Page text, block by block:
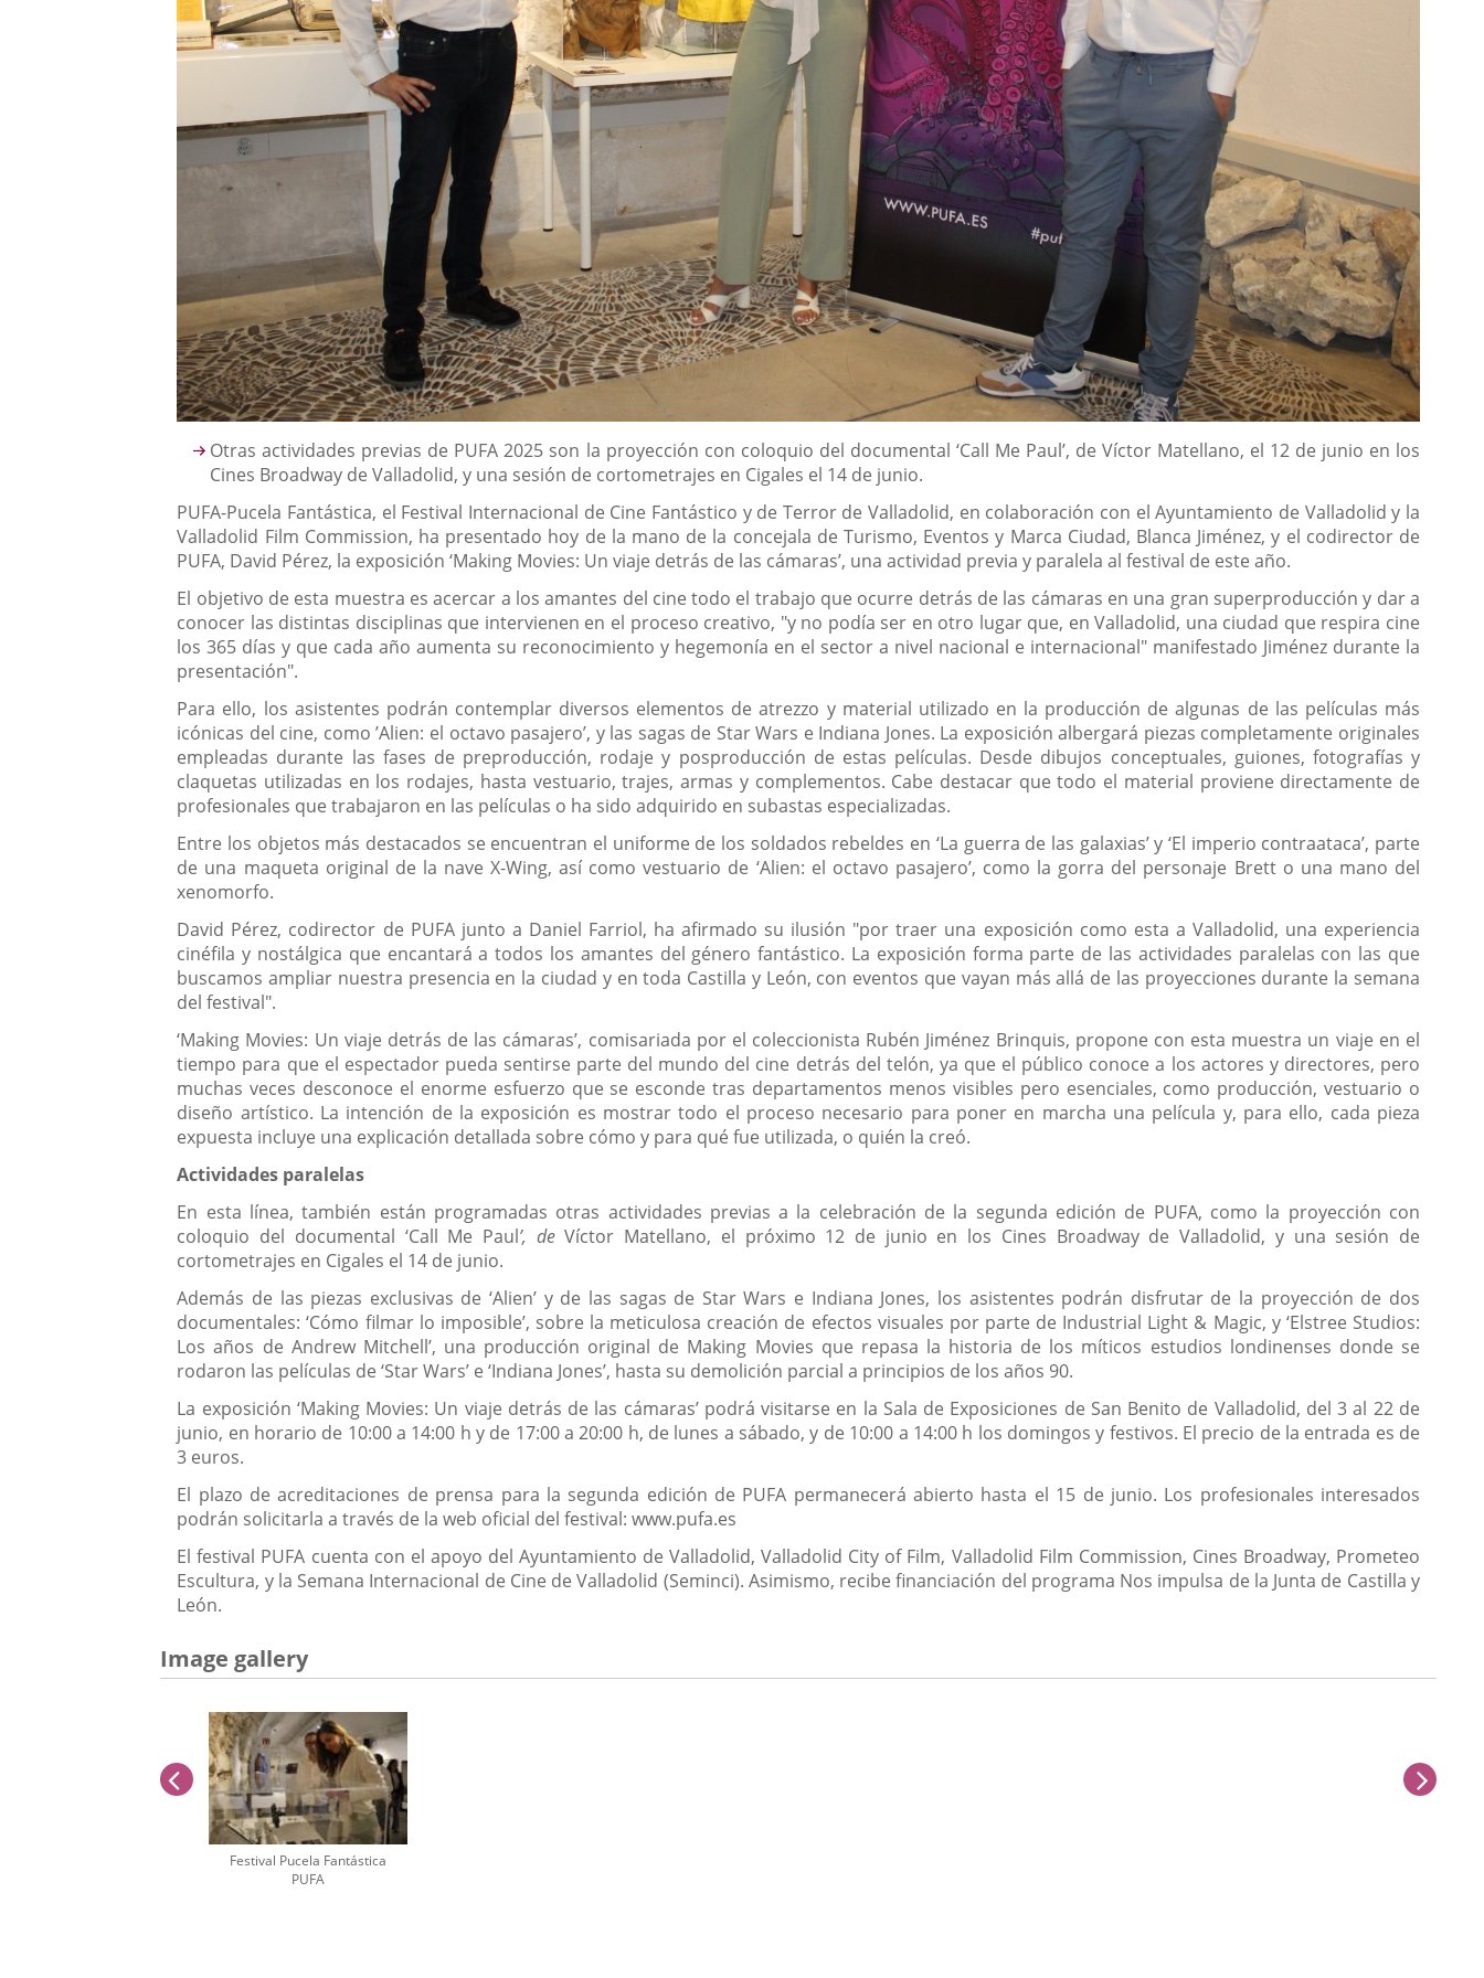
Descripción
Otras actividades previas de PUFA 2025 son la proyección con coloquio del documental ‘Call Me Paul’, de Víctor Matellano, el 12 de junio en los
Cines Broadway de Valladolid, y una sesión de cortometrajes en Cigales el 14 de junio.
PUFA-Pucela Fantástica, el Festival Internacional de Cine Fantástico y de Terror de Valladolid, en colaboración con el Ayuntamiento de Valladolid y la
Valladolid Film Commission, ha presentado hoy de la mano de la concejala de Turismo, Eventos y Marca Ciudad, Blanca Jiménez, y el codirector de
PUFA, David Pérez, la exposición ‘Making Movies: Un viaje detrás de las cámaras’, una actividad previa y paralela al festival de este año.
El objetivo de esta muestra es acercar a los amantes del cine todo el trabajo que ocurre detrás de las cámaras en una gran superproducción y dar a
conocer las distintas disciplinas que intervienen en el proceso creativo, "y no podía ser en otro lugar que, en Valladolid, una ciudad que respira cine
los 365 días y que cada año aumenta su reconocimiento y hegemonía en el sector a nivel nacional e internacional" manifestado Jiménez durante la
presentación".
Para ello, los asistentes podrán contemplar diversos elementos de atrezzo y material utilizado en la producción de algunas de las películas más
icónicas del cine, como ’Alien: el octavo pasajero’, y las sagas de Star Wars e Indiana Jones. La exposición albergará piezas completamente originales
empleadas durante las fases de preproducción, rodaje y posproducción de estas películas. Desde dibujos conceptuales, guiones, fotografías y
claquetas utilizadas en los rodajes, hasta vestuario, trajes, armas y complementos. Cabe destacar que todo el material proviene directamente de
profesionales que trabajaron en las películas o ha sido adquirido en subastas especializadas.
Entre los objetos más destacados se encuentran el uniforme de los soldados rebeldes en ‘La guerra de las galaxias’ y ‘El imperio contraataca’, parte
de una maqueta original de la nave X-Wing, así como vestuario de ‘Alien: el octavo pasajero’, como la gorra del personaje Brett o una mano del
xenomorfo.
David Pérez, codirector de PUFA junto a Daniel Farriol, ha afirmado su ilusión "por traer una exposición como esta a Valladolid, una experiencia
cinéfila y nostálgica que encantará a todos los amantes del género fantástico. La exposición forma parte de las actividades paralelas con las que
buscamos ampliar nuestra presencia en la ciudad y en toda Castilla y León, con eventos que vayan más allá de las proyecciones durante la semana
del festival".
‘Making Movies: Un viaje detrás de las cámaras’, comisariada por el coleccionista Rubén Jiménez Brinquis, propone con esta muestra un viaje en el
tiempo para que el espectador pueda sentirse parte del mundo del cine detrás del telón, ya que el público conoce a los actores y directores, pero
muchas veces desconoce el enorme esfuerzo que se esconde tras departamentos menos visibles pero esenciales, como producción, vestuario o
diseño artístico. La intención de la exposición es mostrar todo el proceso necesario para poner en marcha una película y, para ello, cada pieza
expuesta incluye una explicación detallada sobre cómo y para qué fue utilizada, o quién la creó.
Actividades paralelas
En esta línea, también están programadas otras actividades previas a la celebración de la segunda edición de PUFA, como la proyección con
coloquio del documental ‘Call Me Paul’, deVíctor Matellano, el próximo 12 de junio en los Cines Broadway de Valladolid, y una sesión de
cortometrajes en Cigales el 14 de junio.
Además de las piezas exclusivas de ‘Alien’ y de las sagas de Star Wars e Indiana Jones, los asistentes podrán disfrutar de la proyección de dos
documentales: ‘Cómo filmar lo imposible’, sobre la meticulosa creación de efectos visuales por parte de Industrial Light & Magic, y ‘Elstree Studios:
Los años de Andrew Mitchell’, una producción original de Making Movies que repasa la historia de los míticos estudios londinenses donde se
rodaron las películas de ‘Star Wars’ e ‘Indiana Jones’, hasta su demolición parcial a principios de los años 90.
La exposición ‘Making Movies: Un viaje detrás de las cámaras’ podrá visitarse en la Sala de Exposiciones de San Benito de Valladolid, del 3 al 22 de
junio, en horario de 10:00 a 14:00 h y de 17:00 a 20:00 h, de lunes a sábado, y de 10:00 a 14:00 h los domingos y festivos. El precio de la entrada es de
3 euros.
El plazo de acreditaciones de prensa para la segunda edición de PUFA permanecerá abierto hasta el 15 de junio. Los profesionales interesados
podrán solicitarla a través de la web oficial del festival: www.pufa.es
El festival PUFA cuenta con el apoyo del Ayuntamiento de Valladolid, Valladolid City of Film, Valladolid Film Commission, Cines Broadway, Prometeo
Escultura, y la Semana Internacional de Cine de Valladolid (Seminci). Asimismo, recibe financiación del programa Nos impulsa de la Junta de Castilla y
León.
Image gallery
Festival Pucela Fantástica
PUFA
previus next